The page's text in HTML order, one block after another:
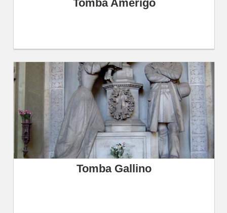
Tomba Amerigo
Tomba Gallino